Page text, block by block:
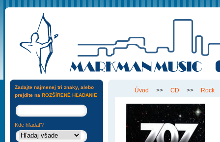
Úvod >> CD >> Rock
Zadajte najmenej tri znaky, alebo
prejdite na ROZŠÍRENÉ HĽADANIE
Kde hľadať?